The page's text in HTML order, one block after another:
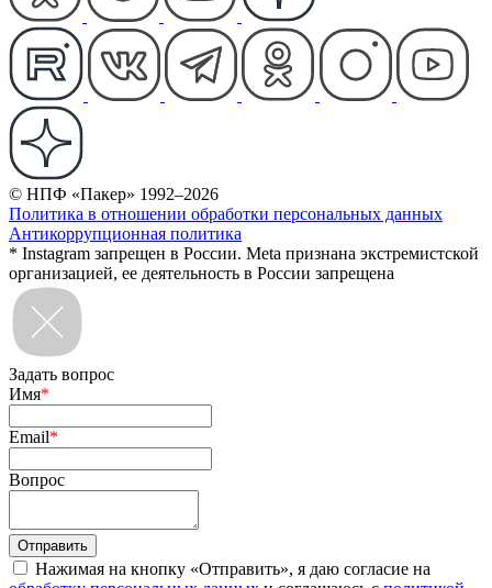
© НПФ «Пакер» 1992–2026
Политика в отношении обработки персональных данных
Антикоррупционная политика
* Instagram запрещен в России. Meta признана экстремистской
организацией, ее деятельность в России запрещена
Задать вопрос
Имя*
Email*
Вопрос
Нажимая на кнопку «Отправить», я даю согласие на